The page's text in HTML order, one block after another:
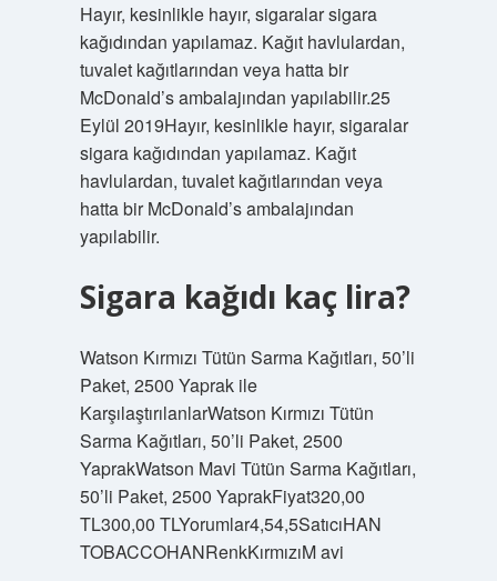
Hayır, kesinlikle hayır, sigaralar sigara
kağıdından yapılamaz. Kağıt havlulardan,
tuvalet kağıtlarından veya hatta bir
McDonald’s ambalajından yapılabilir.25
Eylül 2019Hayır, kesinlikle hayır, sigaralar
sigara kağıdından yapılamaz. Kağıt
havlulardan, tuvalet kağıtlarından veya
hatta bir McDonald’s ambalajından
yapılabilir.
Sigara kağıdı kaç lira?
Watson Kırmızı Tütün Sarma Kağıtları, 50’li
Paket, 2500 Yaprak ile
KarşılaştırılanlarWatson Kırmızı Tütün
Sarma Kağıtları, 50’li Paket, 2500
YaprakWatson Mavi Tütün Sarma Kağıtları,
50’li Paket, 2500 YaprakFiyat320,00
TL300,00 TLYorumlar4,54,5SatıcıHAN
TOBACCOHANRenkKırmızıM avi